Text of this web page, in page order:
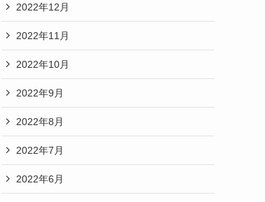
2022年12月
2022年11月
2022年10月
2022年9月
2022年8月
2022年7月
2022年6月